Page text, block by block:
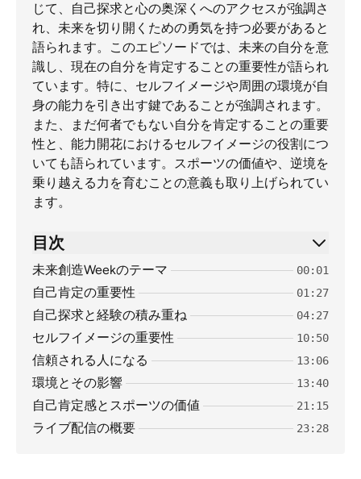
じて、自己探求と心の奥深くへのアクセスが強調さ
れ、未来を切り開くための勇気を持つ必要があると
語られます。このエピソードでは、未来の自分を意
識し、現在の自分を肯定することの重要性が語られ
ています。特に、セルフイメージや周囲の環境が自
身の能力を引き出す鍵であることが強調されます。
また、まだ何者でもない自分を肯定することの重要
性と、能力開花におけるセルフイメージの役割につ
いても語られています。スポーツの価値や、逆境を
乗り越える力を育むことの意義も取り上げられてい
ます。
目次
未来創造Weekのテーマ 00:01
自己肯定の重要性 01:27
自己探求と経験の積み重ね 04:27
セルフイメージの重要性 10:50
信頼される人になる 13:06
環境とその影響 13:40
自己肯定感とスポーツの価値 21:15
ライブ配信の概要 23:28